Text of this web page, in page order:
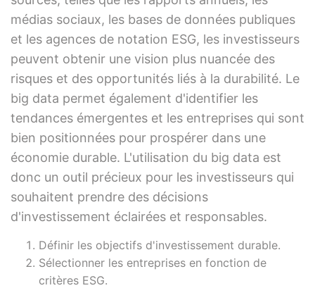
médias sociaux, les bases de données publiques
et les agences de notation ESG, les investisseurs
peuvent obtenir une vision plus nuancée des
risques et des opportunités liés à la durabilité. Le
big data permet également d'identifier les
tendances émergentes et les entreprises qui sont
bien positionnées pour prospérer dans une
économie durable. L'utilisation du big data est
donc un outil précieux pour les investisseurs qui
souhaitent prendre des décisions
d'investissement éclairées et responsables.
Définir les objectifs d'investissement durable.
Sélectionner les entreprises en fonction de
critères ESG.